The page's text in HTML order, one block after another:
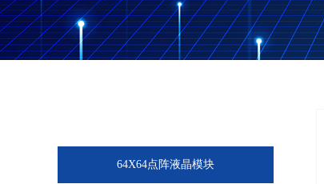
64X64点阵液晶模块